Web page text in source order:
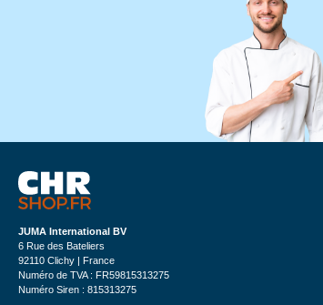
JUMA International BV
6 Rue des Bateliers
92110 Clichy | France
Numéro de TVA : FR59815313275
Numéro Siren : 815313275